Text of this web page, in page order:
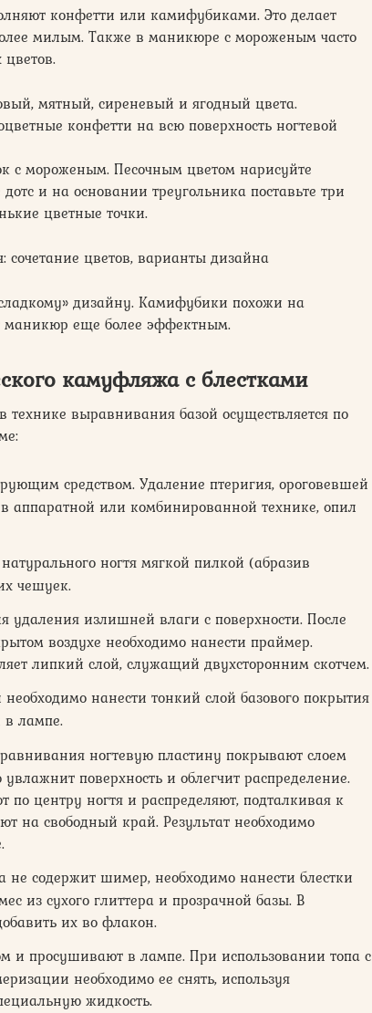
конфетти или камифубиками. Это делает
милым. Также в маникюре с мороженым часто
мятный, сиреневый и ягодный цвета.
конфетти на всю поверхность ногтевой
с мороженым. Песочным цветом нарисуйте
и на основании треугольника поставьте три
цветные точки.
цветов, варианты дизайна
дизайну. Камифубики похожи на
маникюр еще более эффектным.
камуфляжа с блестками
выравнивания базой осуществляется по
средством. Удаление птеригия, ороговевшей
аппаратной или комбинированной технике, опил
ногтя мягкой пилкой (абразив
чешуек.
удаления излишней влаги с поверхности. После
воздухе необходимо нанести праймер.
липкий слой, служащий двухсторонним скотчем.
нанести тонкий слой базового покрытия
лампе.
ногтевую пластину покрывают слоем
поверхность и облегчит распределение.
центру ногтя и распределяют, подталкивая к
на свободный край. Результат необходимо
содержит шимер, необходимо нанести блестки
из сухого глиттера и прозрачной базы. В
их во флакон.
и просушивают в лампе. При использовании топа с
необходимо ее снять, используя
жидкость.